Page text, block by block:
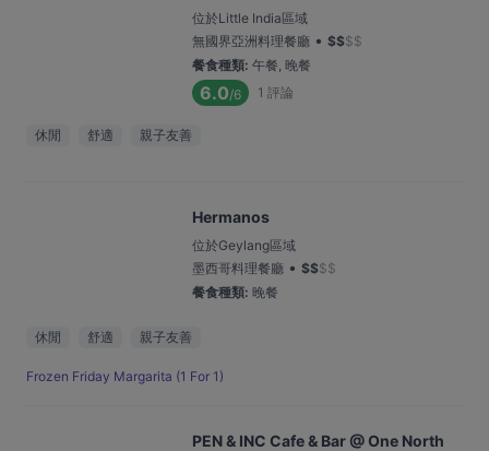
位於Little India區域
無國界亞洲料理餐廳 • $$$$
餐食種類: 午餐, 晚餐
6.0/6 1 評論
休閒 舒適 親子友善
Hermanos
位於Geylang區域
墨西哥料理餐廳 • $$$$
餐食種類: 晚餐
休閒 舒適 親子友善
Frozen Friday Margarita (1 For 1)
PEN & INC Cafe & Bar @ One North